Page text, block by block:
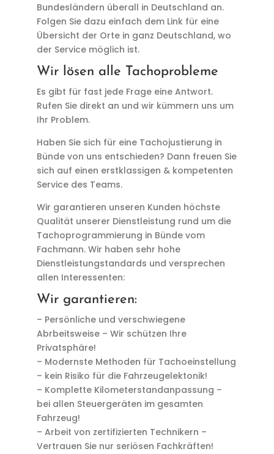
Bundesländern überall in Deutschland an.
Folgen Sie dazu einfach dem Link für eine
Übersicht der Orte in ganz Deutschland, wo
der Service möglich ist.
Wir lösen alle Tachoprobleme
Es gibt für fast jede Frage eine Antwort.
Rufen Sie direkt an und wir kümmern uns um
Ihr Problem.
Haben Sie sich für eine Tachojustierung in
Bünde von uns entschieden? Dann freuen Sie
sich auf einen erstklassigen & kompetenten
Service des Teams.
Wir garantieren unseren Kunden höchste
Qualität unserer Dienstleistung rund um die
Tachoprogrammierung in Bünde vom
Fachmann. Wir haben sehr hohe
Dienstleistungstandards und versprechen
allen Interessenten:
Wir garantieren:
– Persönliche und verschwiegene
Abrbeitsweise – Wir schützen Ihre
Privatsphäre!
– Modernste Methoden für Tachoeinstellung
– kein Risiko für die Fahrzeugelektonik!
– Komplette Kilometerstandanpassung –
bei allen Steuergeräten im gesamten
Fahrzeug!
– Arbeit von zertifizierten Technikern –
Vertrauen Sie nur seriösen Fachkräften!